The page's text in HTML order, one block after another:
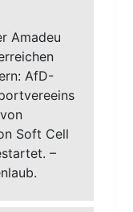
Amadeu
AfD-
Soft Cell
–